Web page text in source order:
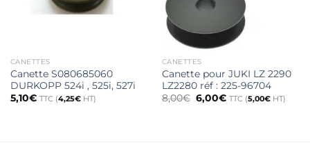
CANETTES
Canette S080685060
DURKOPP 524i , 525i, 527i
5,10€ TTC (4,25€HT)
CANETTES
Canette pour JUKI LZ 2290
LZ2280 réf : 225-96704
8,00€ Le
prix
6,00€Le
TTC (5,00€HT)